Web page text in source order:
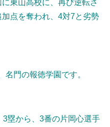
東山高校に、再び逆転さ
点を奪われ、4対7と劣勢
名門の報徳学園です。
塁から、3番の片岡心選手